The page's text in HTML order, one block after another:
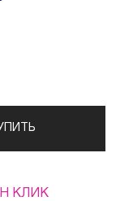
КЛИК